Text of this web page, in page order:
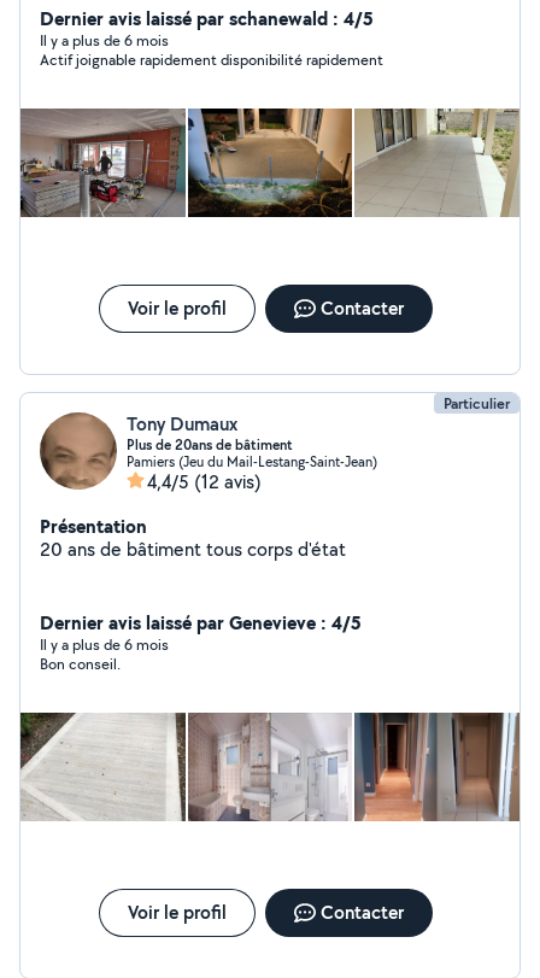
un passionné. Pose de panneaux solaires comprises.
Dernier avis laissé par schanewald : 4/5
Il y a plus de 6 mois
Actif joignable rapidement disponibilité rapidement
Voir le profil Contacter
Particulier
Tony Dumaux
Plus de 20ans de bâtiment
Pamiers (Jeu du Mail-Lestang-Saint-Jean)
4,4/5 (12 avis)
Présentation
20 ans de bâtiment tous corps d'état
Dernier avis laissé par Genevieve : 4/5
Il y a plus de 6 mois
Bon conseil.
Voir le profil Contacter